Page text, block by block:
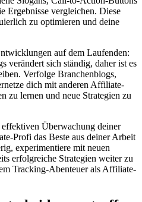
Ergebnisse⁢ vergleichen.⁤ Diese
zu optimieren​ und deine
auf dem Laufenden:‍
verändert sich ständig, daher ist‍ es
Verfolge Branchenblogs,⁤
dich⁤ mit anderen‍ Affiliate-
zu lernen ‌und‍ neue Strategien zu
Überwachung deiner
Profi ⁤das Beste aus ⁣deiner ‍Arbeit
experimentiere mit neuen‍
⁣erfolgreiche ⁤Strategien ⁤weiter zu
Tracking-Abenteuer als ⁢Affiliate-